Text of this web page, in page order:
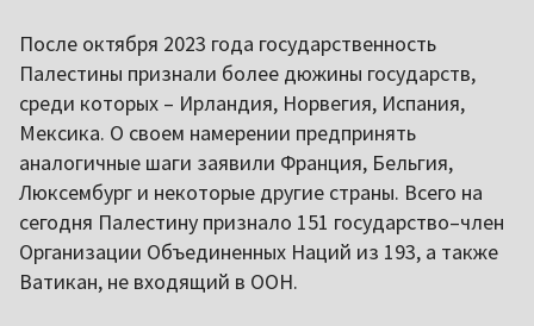
После октября 2023 года государственность
Палестины признали более дюжины государств,
среди которых – Ирландия, Норвегия, Испания,
Мексика. О своем намерении предпринять
аналогичные шаги заявили Франция, Бельгия,
Люксембург и некоторые другие страны. Всего на
сегодня Палестину признало 151 государство–член
Организации Объединенных Наций из 193, а также
Ватикан, не входящий в ООН.